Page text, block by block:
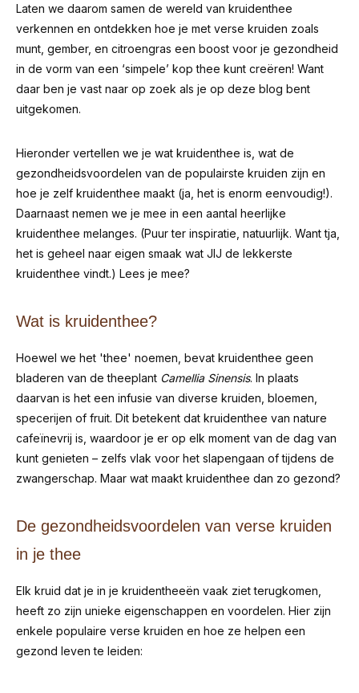
Laten we daarom samen de wereld van kruidenthee
verkennen en ontdekken hoe je met verse kruiden zoals
munt, gember, en citroengras een boost voor je gezondheid
in de vorm van een ‘simpele’ kop thee kunt creëren! Want
daar ben je vast naar op zoek als je op deze blog bent
uitgekomen.
Hieronder vertellen we je wat kruidenthee is, wat de
gezondheidsvoordelen van de populairste kruiden zijn en
hoe je zelf kruidenthee maakt (ja, het is enorm eenvoudig!).
Daarnaast nemen we je mee in een aantal heerlijke
kruidenthee melanges. (Puur ter inspiratie, natuurlijk. Want tja,
het is geheel naar eigen smaak wat JIJ de lekkerste
kruidenthee vindt.) Lees je mee?
Wat is kruidenthee?
Hoewel we het 'thee' noemen, bevat kruidenthee geen
bladeren van de theeplant Camellia Sinensis. In plaats
daarvan is het een infusie van diverse kruiden, bloemen,
specerijen of fruit. Dit betekent dat kruidenthee van nature
cafeïnevrij is, waardoor je er op elk moment van de dag van
kunt genieten – zelfs vlak voor het slapengaan of tijdens de
zwangerschap. Maar wat maakt kruidenthee dan zo gezond?
De gezondheidsvoordelen van verse kruiden
in je thee
Elk kruid dat je in je kruidentheeën vaak ziet terugkomen,
heeft zo zijn unieke eigenschappen en voordelen. Hier zijn
enkele populaire verse kruiden en hoe ze helpen een
gezond leven te leiden: